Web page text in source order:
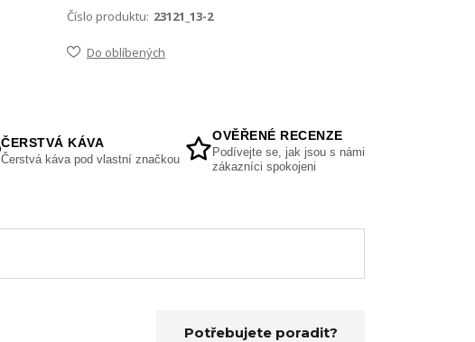
Číslo produktu: 23121_13-2
Do oblíbených
ČERSTVÁ KÁVA
Čerstvá káva pod vlastní značkou
OVĚŘENÉ RECENZE
Podívejte se, jak jsou s námi
zákazníci spokojeni
Potřebujete poradit?